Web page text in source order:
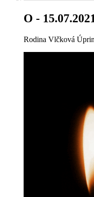
O -
Rodina Vlčková